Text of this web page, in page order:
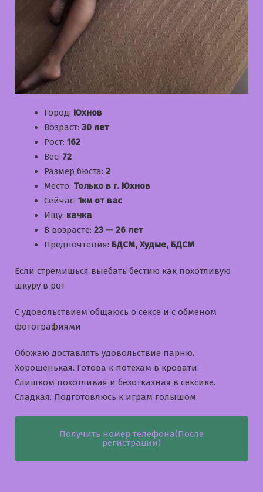
Город: Юхнов
Возраст: 30 лет
Рост: 162
Вес: 72
Размер бюста: 2
Место: Только в г. Юхнов
Сейчас: 1км от вас
Ищу: качка
В возрасте: 23 — 26 лет
Предпочтения: БДСМ, Худые, БДСМ
Если стремишься выебать бестию как похотливую
шкуру в рот
С удовольствием общаюсь о сексе и с обменом
фотографиями
Обожаю доставлять удовольствие парню.
Хорошенькая. Готова к потехам в кровати.
Слишком похотливая и безотказная в сексике.
Сладкая. Подготовлюсь к играм голышом.
Получить номер телефона(После
регистрации)